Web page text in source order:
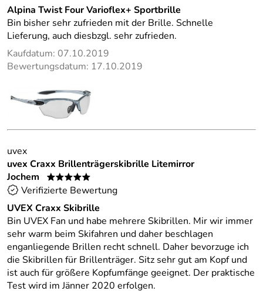
Alpina Twist Four Varioflex+ Sportbrille
Bin bisher sehr zufrieden mit der Brille. Schnelle
Lieferung, auch diesbzgl. sehr zufrieden.
Kaufdatum: 07.10.2019
Bewertungsdatum: 17.10.2019
uvex
uvex Craxx Brillenträgerskibrille Litemirror
Jochem
*****
Verifizierte Bewertung
UVEX Craxx Skibrille
Bin UVEX Fan und habe mehrere Skibrillen. Mir wir immer
sehr warm beim Skifahren und daher beschlagen
enganliegende Brillen recht schnell. Daher bevorzuge ich
die Skibrillen für Brillenträger. Sitz sehr gut am Kopf und
ist auch für größere Kopfumfänge geeignet. Der praktische
Test wird im Jänner 2020 erfolgen.